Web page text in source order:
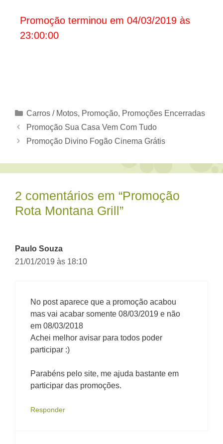
Promoção terminou em 04/03/2019 às
23:00:00
Categorias
Carros / Motos, Promoção, Promoções Encerradas
Promoção Sua Casa Vem Com Tudo
Promoção Divino Fogão Cinema Grátis
2 comentários em “Promoção
Rota Montana Grill”
Paulo Souza
21/01/2019 às 18:10
No post aparece que a promoção acabou
mas vai acabar somente 08/03/2019 e não
em 08/03/2018
Achei melhor avisar para todos poder
participar :)
Parabéns pelo site, me ajuda bastante em
participar das promoções.
Responder